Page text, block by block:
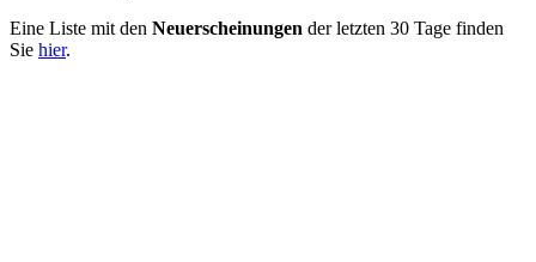
Eine Liste mit den Neuerscheinungen der letzten 30 Tage finden
Sie hier.